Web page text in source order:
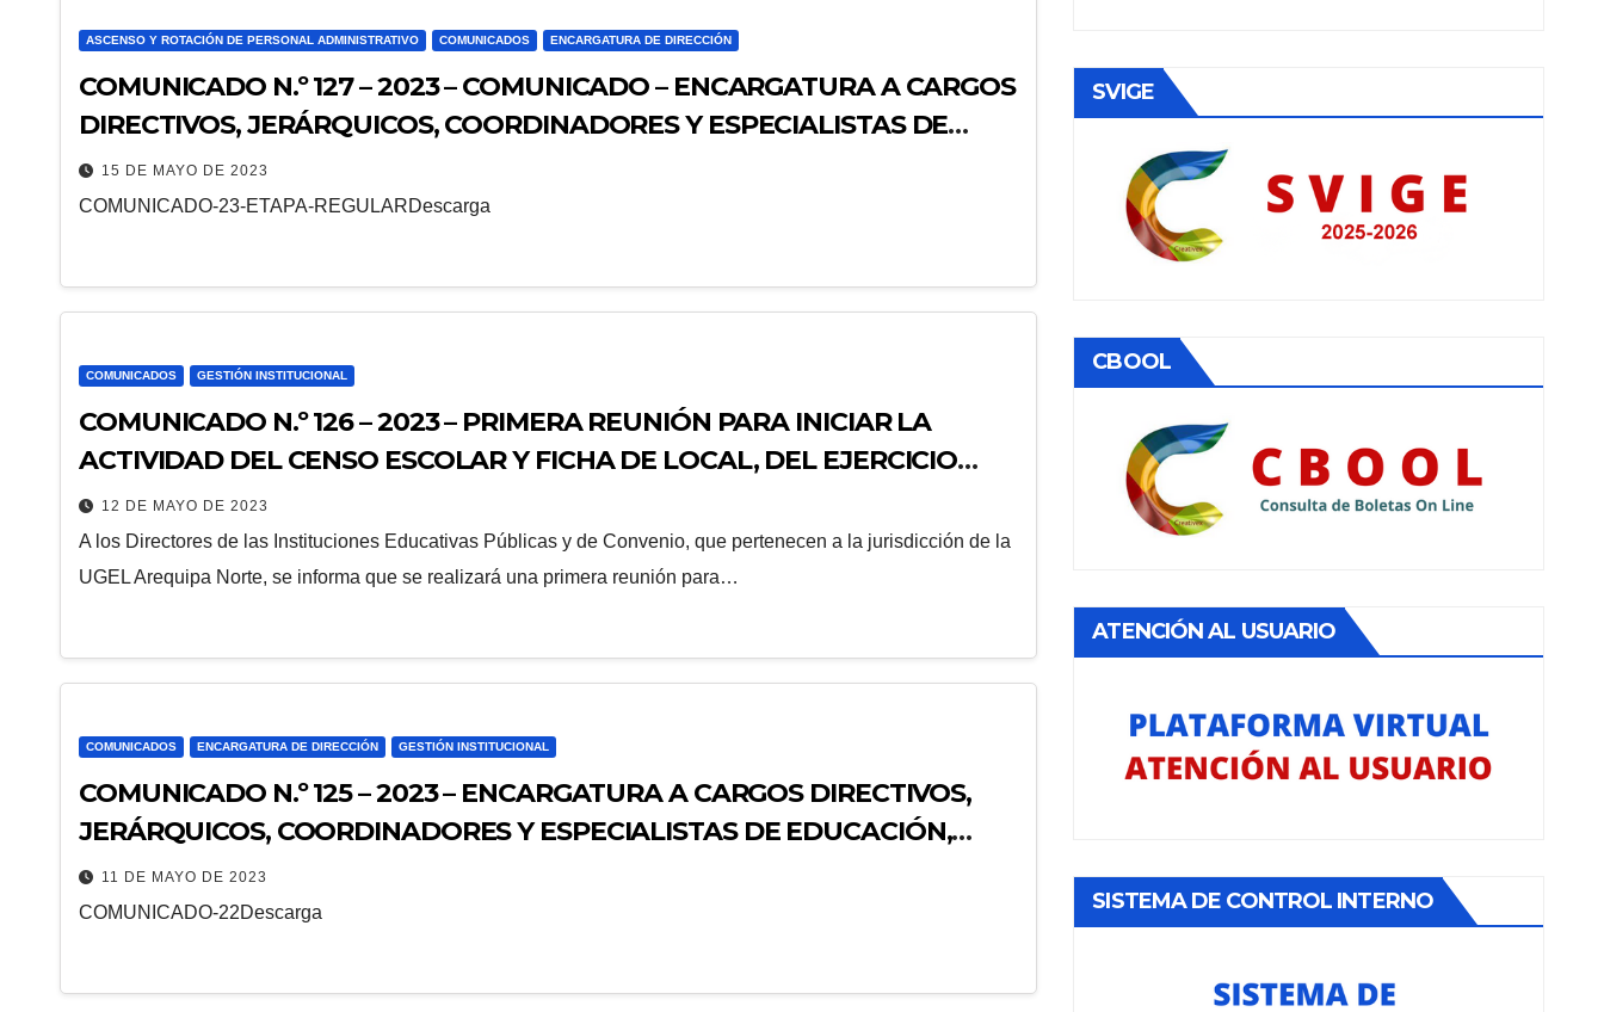
ASCENSO Y ROTACIÓN DE PERSONAL ADMINISTRATIVO COMUNICADOS ENCARGATURA DE DIRECCIÓN
COMUNICADO N.º 127 – 2023 – COMUNICADO – ENCARGATURA A CARGOS
DIRECTIVOS, JERÁRQUICOS, COORDINADORES Y ESPECIALISTAS DE
EDUCACIÓN
15 DE MAYO DE 2023
COMUNICADO-23-ETAPA-REGULARDescarga
COMUNICADOS GESTIÓN INSTITUCIONAL
COMUNICADO N.º 126 – 2023 – PRIMERA REUNIÓN PARA INICIAR LA
ACTIVIDAD DEL CENSO ESCOLAR Y FICHA DE LOCAL, DEL EJERCICIO
2023
12 DE MAYO DE 2023
A los Directores de las Instituciones Educativas Públicas y de Convenio, que pertenecen a la jurisdicción de la
UGEL Arequipa Norte, se informa que se realizará una primera reunión para…
COMUNICADOS ENCARGATURA DE DIRECCIÓN GESTIÓN INSTITUCIONAL
COMUNICADO N.º 125 – 2023 – ENCARGATURA A CARGOS DIRECTIVOS,
JERÁRQUICOS, COORDINADORES Y ESPECIALISTAS DE EDUCACIÓN,
HACE DE CONOCIMIENTO LA PUBLICACIÓN DE LOS RESULTADOS
FINALES
11 DE MAYO DE 2023
COMUNICADO-22Descarga
SVIGE
CBOOL
ATENCIÓN AL USUARIO
SISTEMA DE CONTROL INTERNO